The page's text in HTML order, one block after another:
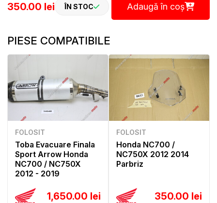
350.00 lei ÎN STOC Adaugă în coș
PIESE COMPATIBILE
FOLOSIT
Toba Evacuare Finala
Sport Arrow Honda
NC700 / NC750X
2012 - 2019
1,650.00 lei
FOLOSIT
Honda NC700 /
NC750X 2012 2014
Parbriz
350.00 lei